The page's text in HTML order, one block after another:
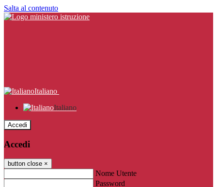
Salta al contenuto
Italiano
Italiano
Accedi
Accedi
button close ×
Nome Utente
Password